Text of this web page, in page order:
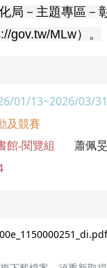
局－主題專區－
gov.tw/MLw）。
01/13~2026/03/31
及競賽
館-閱覽組 蕭佩旻